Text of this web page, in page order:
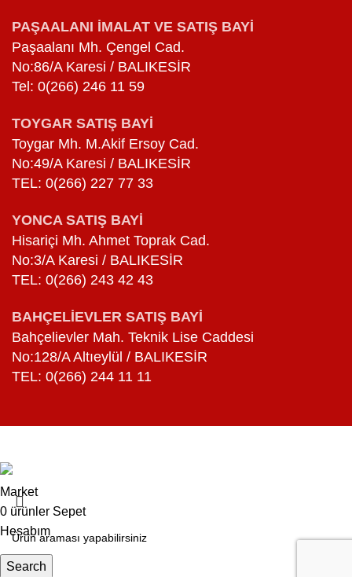
PAŞAALANI İMALAT VE SATIŞ BAYİ
Paşaalanı Mh. Çengel Cad.
No:86/A Karesi / BALIKESİR
Tel: 0(266) 246 11 59
TOYGAR SATIŞ BAYİ
Toygar Mh. M.Akif Ersoy Cad.
No:49/A Karesi / BALIKESİR
TEL: 0(266) 227 77 33
YONCA SATIŞ BAYİ
Hisariçi Mh. Ahmet Toprak Cad.
No:3/A Karesi / BALIKESİR
TEL: 0(266) 243 42 43
BAHÇELİEVLER SATIŞ BAYİ
Bahçelievler Mah. Teknik Lise Caddesi
No:128/A Altıeylül / BALIKESİR
TEL: 0(266) 244 11 11
Search
Market
0 ürünler Sepet
Hesabım